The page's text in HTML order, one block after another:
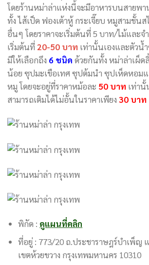
โดยร้านหม่าล่าแห่งนี้จะมีอาหารบนสายพ
ทั้ง ไส้เป็ด ฟองเต้าหู้ กระเจี๊ยบ หมูสามชั้น
อื่นๆ โดยราคาจะเริ่มต้นที่ 5 บาท/ไม้และจ
เริ่มต้นที่ 20-50 บาท เท่านั้นเองและตัวน้
มีให้เลือกถึง 6 ชนิด ด้วยกันทั้ง หม่าล่าเผ็ด
น้อย ซุปมะเขือเทศ ซุปต้มนำ ซุปเห็ดหอม
หมู โดยจะอยู่ที่ราคาหม้อละ 50 บาท เท่า
สามารถเติมได้ไม่อั้นในราคาเพียง 30 บาท
พิกัด : ดูแผนที่คลิก
ที่อยู่ : 773/20 ถ.ประชาราษฎร์บำเพ็ญ
เขตห้วยขวาง กรุงเทพมหานคร 10310